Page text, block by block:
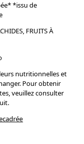
*issu de
FRUITS À
nutritionnelles et
Pour obtenir
veuillez consulter